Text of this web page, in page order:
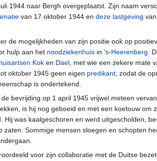
1944 naar Bergh overgeplaatst. Zijn naam
van 17 oktober 1944 en deze lastgeving
de mogelijkheden van zijn positie ook op
hulp aan het noodziekenhuis in 's-Heerenberg.
Kok en Dael, met wie een zekere mate
oktober 1945 geen eigen predikant, zodat de
is ondertekend.
bevrijding op 1 april 1945 vrijwel meteen
is hij nog geboeid en met een koetouw om
Hij was kaalgeschoren en werd uitgescholden,
zaten. Sommige mensen sloegen en schopten
voor zijn collaboratie met de Duitse